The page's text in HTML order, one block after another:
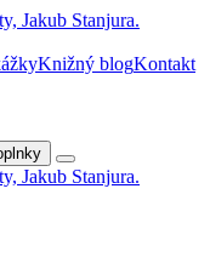
Knižný blogKontakt